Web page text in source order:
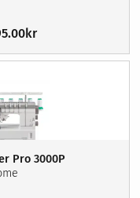
kr
Pro 3000P